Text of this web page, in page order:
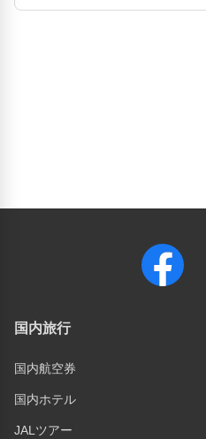
国内旅行
国内航空券
国内ホテル
JALツアー